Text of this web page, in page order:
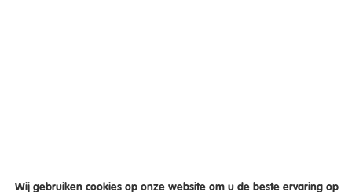
Wij gebruiken cookies op onze website om u de beste ervaring op